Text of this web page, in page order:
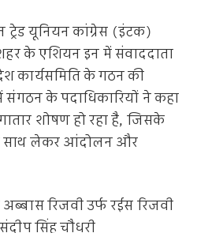
यूनियन कांग्रेस (इंटक)
के एशियन इन में संवाददाता
कार्यसमिति के गठन की
के पदाधिकारियों ने कहा
शोषण हो रहा है, जिसके
साथ लेकर आंदोलन और
रिजवी उर्फ रईस रिजवी
सिंह चौधरी